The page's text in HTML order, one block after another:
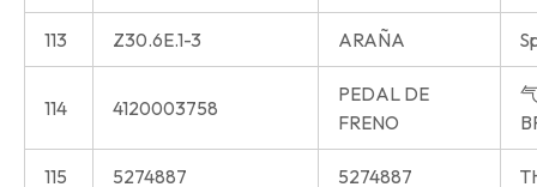
113 Z30.6E.1-3 ARAÑA
114 4120003758
PEDAL DE
FRENO
115 5274887 5274887